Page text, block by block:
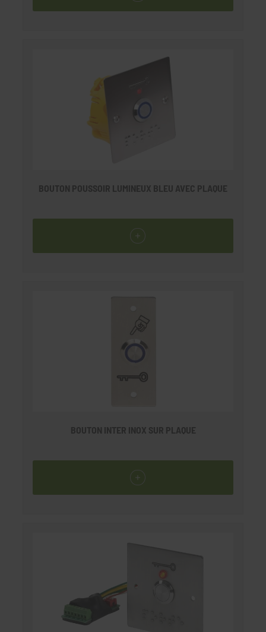
BOUTON POUSSOIR LUMINEUX BLEU AVEC PLAQUE
BOUTON INTER INOX SUR PLAQUE